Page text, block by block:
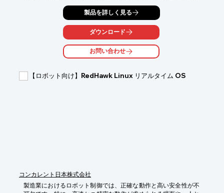
【活用シーン】
・遠隔操作される鉱山プラント
・無人化された掘削現場
・遠隔監視システム
・情報漏洩防止
製品を詳しく見る
ダウンロード
お問い合わせ
【ロボット向け】RedHawk Linux リアルタイム OS
コンカレント日本株式会社
製造業におけるロボット制御では、正確な動作と高い安全性が不